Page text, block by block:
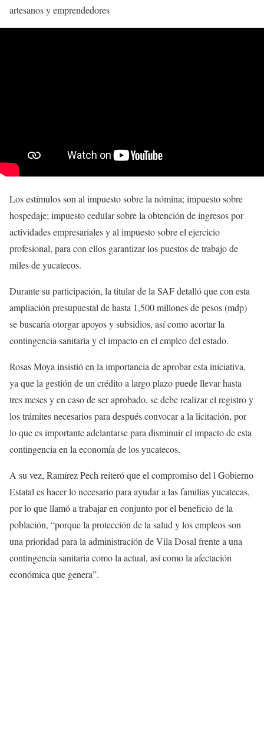
artesanos y emprendedores
Los estímulos son al impuesto sobre la nómina; impuesto sobre
hospedaje; impuesto cedular sobre la obtención de ingresos por
actividades empresariales y al impuesto sobre el ejercicio
profesional, para con ellos garantizar los puestos de trabajo de
miles de yucatecos.
Durante su participación, la titular de la SAF detalló que con esta
ampliación presupuestal de hasta 1,500 millones de pesos (mdp)
se buscaría otorgar apoyos y subsidios, así como acortar la
contingencia sanitaria y el impacto en el empleo del estado.
Rosas Moya insistió en la importancia de aprobar esta iniciativa,
ya que la gestión de un crédito a largo plazo puede llevar hasta
tres meses y en caso de ser aprobado, se debe realizar el registro y
los trámites necesarios para después convocar a la licitación, por
lo que es importante adelantarse para disminuir el impacto de esta
contingencia en la economía de los yucatecos.
A su vez, Ramírez Pech reiteró que el compromiso del l Gobierno
Estatal es hacer lo necesario para ayudar a las familias yucatecas,
por lo que llamó a trabajar en conjunto por el beneficio de la
población, “porque la protección de la salud y los empleos son
una prioridad para la administración de Vila Dosal frente a una
contingencia sanitaria como la actual, así como la afectación
económica que genera”.